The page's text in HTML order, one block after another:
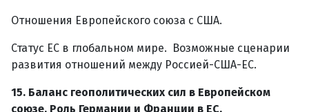
Отношения Европейского союза с США.
Статус ЕС в глобальном мире. Возможные сценарии
развития отношений между Россией-США-ЕС.
15. Баланс геополитических сил в Европейском
союзе. Роль Германии и Франции в ЕС.